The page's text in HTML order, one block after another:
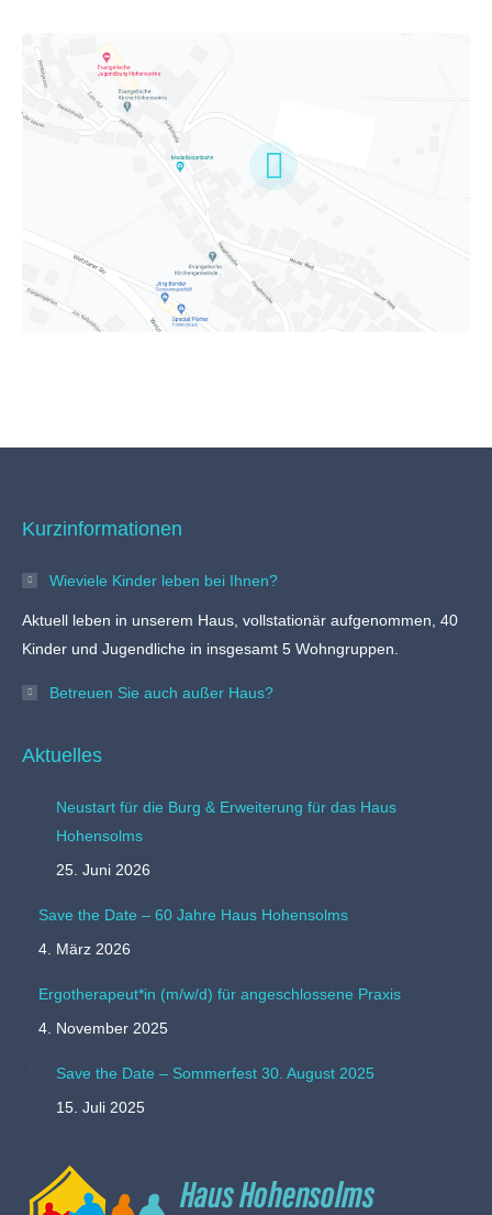
Kurzinformationen
Wieviele Kinder leben bei Ihnen?
Aktuell leben in unserem Haus, vollstationär aufgenommen, 40
Kinder und Jugendliche in insgesamt 5 Wohngruppen.
Betreuen Sie auch außer Haus?
Aktuelles
Neustart für die Burg & Erweiterung für das Haus
Hohensolms
25. Juni 2026
Save the Date – 60 Jahre Haus Hohensolms
4. März 2026
Ergotherapeut*in (m/w/d) für angeschlossene Praxis
4. November 2025
Save the Date – Sommerfest 30. August 2025
15. Juli 2025